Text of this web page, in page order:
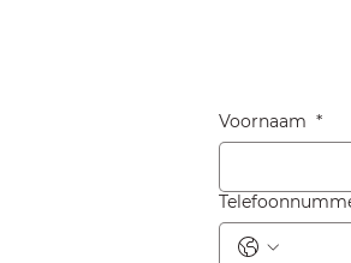
Voornaam *